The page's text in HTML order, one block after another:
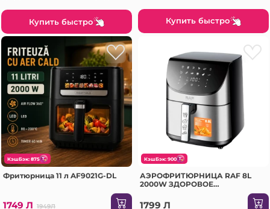
Купить быстро Купить быстро
КэшБэк: 875
Фритюрница 11 л AF9021G-DL
1749 Л 1949Л
КэшБэк: 900
АЭРОФРИТЮРНИЦА RAF 8L
2000W ЗДОРОВОЕ
ЛИШНЕГО ЖИРА (R.5265)
1799 Л